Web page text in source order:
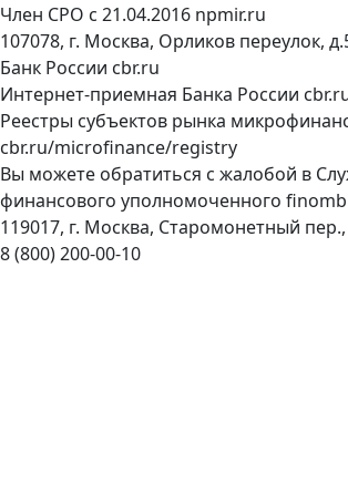
Член СРО с 21.04.2016 npmir.ru
107078, г. Москва, Орликов переулок,
Банк России cbr.ru
Интернет-приемная Банка России
Реестры субъектов рынка
cbr.ru/microfinance/registry
Вы можете обратиться с жалобой в
финансового уполномоченного
119017, г. Москва, Старомонетный
8 (800) 200-00-10